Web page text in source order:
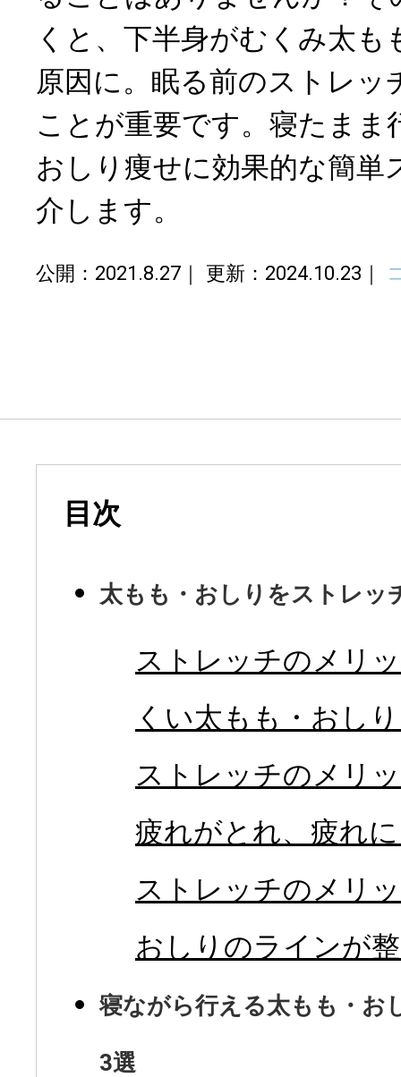
くと、下半身がむくみ太
原因に。眠る前のストレッ
ことが重要です。寝たまま
おしり痩せに効果的な簡単
介します。
公開：2021.8.27 更新：2024.10.23
目次
太もも・おしりをストレッ
ストレッチのメリ
くい太もも・おし
ストレッチのメリ
疲れがとれ、疲れ
ストレッチのメリ
おしりのラインが
寝ながら行える太もも・お
3選